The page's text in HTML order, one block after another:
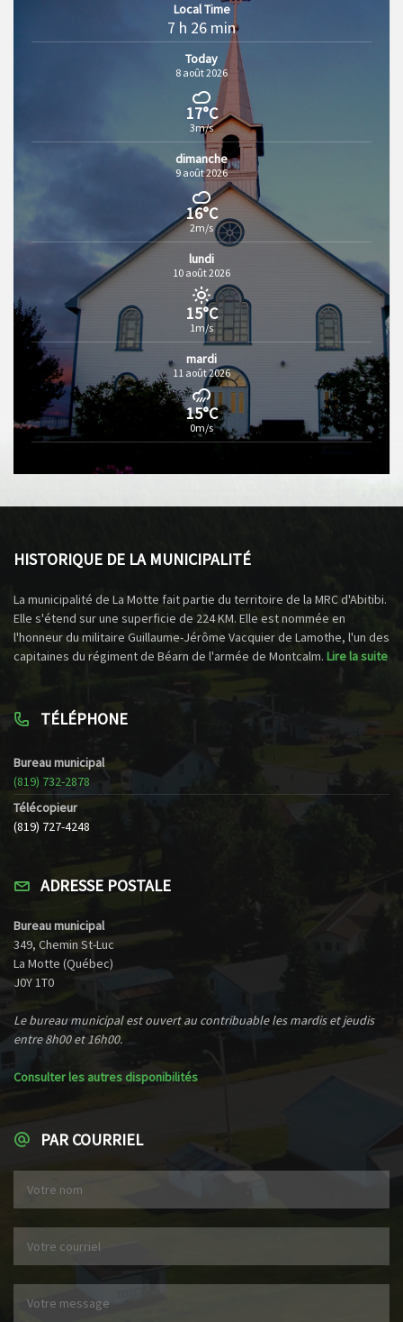
Local Time
7 h 26 min
Today
8 août 2026
17°C
3m/s
dimanche
9 août 2026
16°C
2m/s
lundi
10 août 2026
15°C
1m/s
mardi
11 août 2026
15°C
0m/s
HISTORIQUE DE LA MUNICIPALITÉ
La municipalité de La Motte fait partie du territoire de la MRC d'Abitibi.
Elle s'étend sur une superficie de 224 KM. Elle est nommée en
l'honneur du militaire Guillaume-Jérôme Vacquier de Lamothe, l'un des
capitaines du régiment de Béarn de l'armée de Montcalm. Lire la suite
TÉLÉPHONE
Bureau municipal
(819) 732-2878
Télécopieur
(819) 727-4248
ADRESSE POSTALE
Bureau municipal
349, Chemin St-Luc
La Motte (Québec)
J0Y 1T0
Le bureau municipal est ouvert au contribuable les mardis et jeudis
entre 8h00 et 16h00.
Consulter les autres disponibilités
PAR COURRIEL